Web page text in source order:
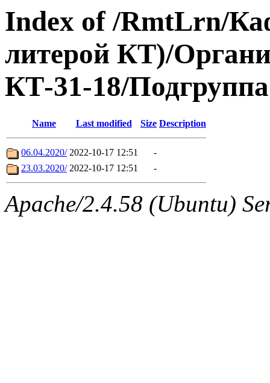
Index of /RmtLrn/
литерой КТ)/
КТ-31-18/
Name Last modified Size Description
06.04.2020/ 2022-10-17 12:51
-
23.03.2020/ 2022-10-17 12:51 -
Apache/2.4.58 (Ubuntu)